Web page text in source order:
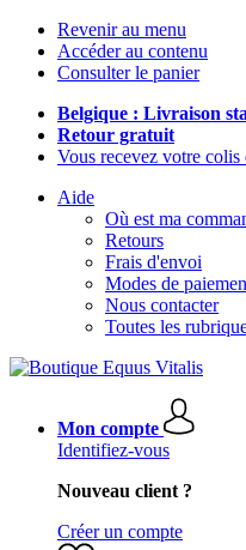
Revenir au menu
Accéder au contenu
Consulter le panier
Belgique : Livraison
Retour gratuit
Vous recevez votre colis
Aide
Où est ma
Retours
Frais d'envoi
Modes de
Nous contacter
Toutes les
Mon compte
Identifiez-vous
Nouveau client ?
Créer un compte